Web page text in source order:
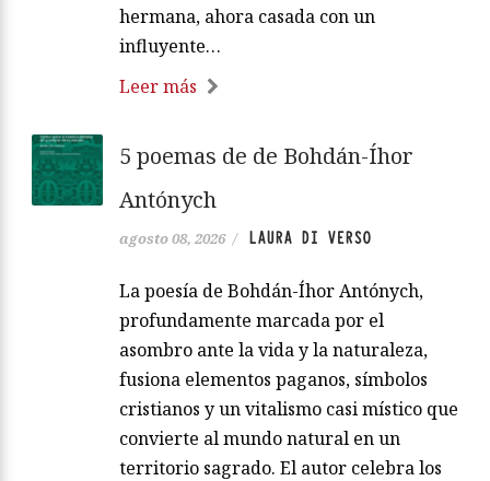
hermana, ahora casada con un
influyente…
Leer más
5 poemas de de Bohdán-Íhor
Antónych
agosto 08, 2026 / LAURA DI VERSO
La poesía de Bohdán-Íhor Antónych,
profundamente marcada por el
asombro ante la vida y la naturaleza,
fusiona elementos paganos, símbolos
cristianos y un vitalismo casi místico que
convierte al mundo natural en un
territorio sagrado. El autor celebra los